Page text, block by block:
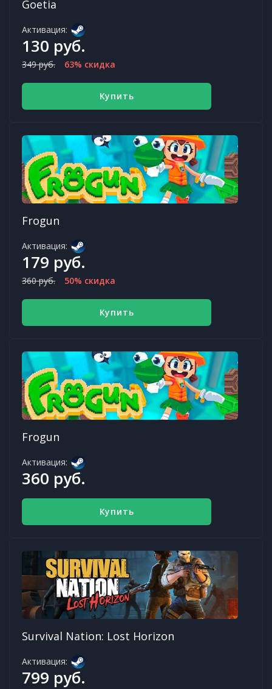
Goetia
Активация:
130 руб.
349 руб. 63% скидка
Купить
Frogun
Активация:
179 руб.
360 руб. 50% скидка
Купить
Frogun
Активация:
360 руб.
Купить
Survival Nation: Lost Horizon
Активация:
799 руб.